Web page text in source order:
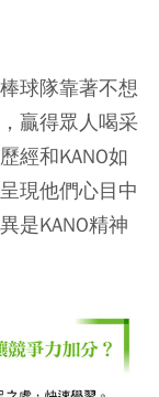
球隊靠著不想
贏得眾人喝采
經和KANO如
現他們心目中
是KANO精神